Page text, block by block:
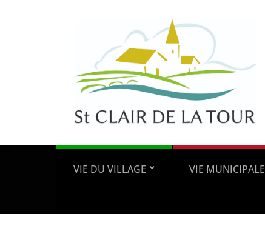
VIE DU VILLAGE VIE MUNICIPALE